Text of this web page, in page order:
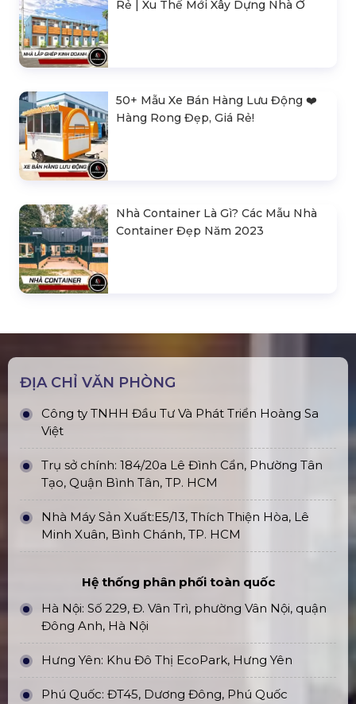
Rẻ | Xu Thế Mới Xây Dựng Nhà Ở
50+ Mẫu Xe Bán Hàng Lưu Động ❤️️
Hàng Rong Đẹp, Giá Rẻ!
Nhà Container Là Gì? Các Mẫu Nhà
Container Đẹp Năm 2023
ĐỊA CHỈ VĂN PHÒNG
Công ty TNHH Đầu Tư Và Phát Triển Hoàng Sa
Việt
Trụ sở chính: 184/20a Lê Đình Cẩn, Phường Tân
Tạo, Quận Bình Tân, TP. HCM
Nhà Máy Sản Xuất:E5/13, Thích Thiện Hòa, Lê
Minh Xuân, Bình Chánh, TP. HCM
Hệ thống phân phối toàn quốc
Hà Nội: Số 229, Đ. Vân Trì, phường Vân Nội, quận
Đông Anh, Hà Nội
Hưng Yên: Khu Đô Thị EcoPark, Hưng Yên
Phú Quốc: ĐT45, Dương Đông, Phú Quốc